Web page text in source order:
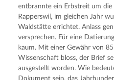
entbrannte ein Erbstreit um
Rapperswil, im gleichen Jahr
Waldstätte errichtet. Anlass
versprechen. Für eine
kaum. Mit einer Gewähr von
Wissenschaft bloss, der Brief
ausgestellt worden. Wie
Dokument sein, das